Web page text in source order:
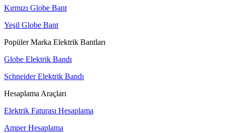
Kırmızı Globe Bant
Yeşil Globe Bant
Popüler Marka Elektrik Bantları
Globe Elektrik Bandı
Schneider Elektrik Bandı
Hesaplama Araçları
Elektrik Faturası Hesaplama
Amper Hesaplama